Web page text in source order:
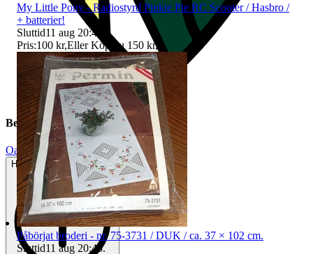
Beskrivning
Oanvänt
Helt ny och aldrig använd
My Little Pony - Radiostyrd Pinkie Pie RC Scooter / Hasbro /
+ batterier!
Sluttid11 aug 20:41
Pris:100 kr,Eller Köp nu 150 kr,
Påbörjat broderi - nr. 75-3731 / DUK / ca. 37 × 102 cm.
Sluttid11 aug 20:43.